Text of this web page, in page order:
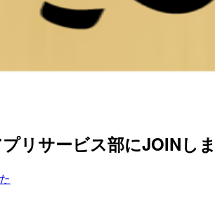
リサービス部にJOINし